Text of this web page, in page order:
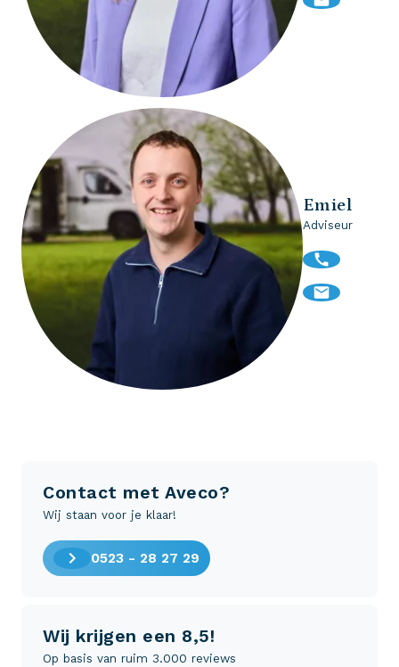
Emiel
Adviseur
Contact met Aveco?
Wij staan voor je klaar!
0523 - 28 27 29
Wij krijgen een 8,5!
Op basis van ruim 3.000 reviews